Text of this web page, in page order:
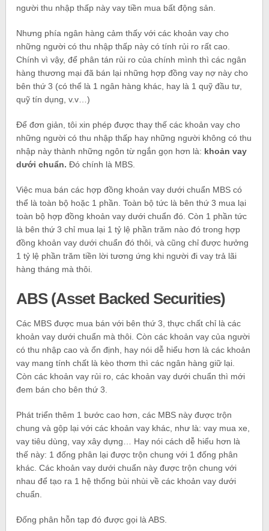
người thu nhập thấp này vay tiền mua bất động sản.
Nhưng phía ngân hàng cảm thấy với các khoản vay cho
những người có thu nhập thấp này có tính rủi ro rất cao.
Chính vì vậy, để phân tán rủi ro của chính mình thì các ngân
hàng thương mại đã bán lại những hợp đồng vay nợ này cho
bên thứ 3 (có thể là 1 ngân hàng khác, hay là 1 quỹ đầu tư,
quỹ tín dụng, v.v…)
Để đơn giản, tôi xin phép được thay thế các khoản vay cho
những người có thu nhập thấp hay những người không có thu
nhập này thành những ngôn từ ngắn gọn hơn là: khoản vay
dưới chuẩn.Đó chính là MBS.
Việc mua bán các hợp đồng khoản vay dưới chuẩn MBS có
thể là toàn bộ hoặc 1 phần. Toàn bộ tức là bên thứ 3 mua lại
toàn bộ hợp đồng khoản vay dưới chuẩn đó. Còn 1 phần tức
là bên thứ 3 chỉ mua lại 1 tỷ lệ phần trăm nào đó trong hợp
đồng khoản vay dưới chuẩn đó thôi, và cũng chỉ được hưởng
1 tỷ lệ phần trăm tiền lời tương ứng khi người đi vay trả lãi
hàng tháng mà thôi.
ABS (Asset Backed Securities)
Các MBS được mua bán với bên thứ 3, thực chất chỉ là các
khoản vay dưới chuẩn mà thôi. Còn các khoản vay của người
có thu nhập cao và ổn định, hay nói dễ hiểu hơn là các khoản
vay mang tính chất là kèo thơm thì các ngân hàng giữ lại.
Còn các khoản vay rủi ro, các khoản vay dưới chuẩn thì mới
đem bán cho bên thứ 3.
Phát triển thêm 1 bước cao hơn, các MBS này được trộn
chung và gộp lại với các khoản vay khác, như là: vay mua xe,
vay tiêu dùng, vay xây dựng… Hay nói cách dễ hiểu hơn là
thế này: 1 đống phân lại được trộn chung với 1 đống phân
khác. Các khoản vay dưới chuẩn này được trộn chung với
nhau để tạo ra 1 hệ thống bùi nhùi về các khoản vay dưới
chuẩn.
Đống phân hỗn tạp đó được gọi là ABS.